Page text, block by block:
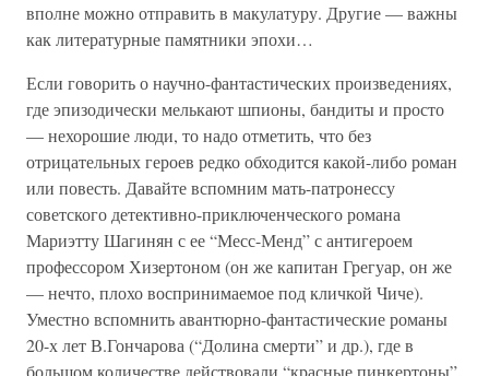
вполне можно отправить в макулатуру. Другие — важны
как литературные памятники эпохи…
Если говорить о научно-фантастических произведениях,
где эпизодически мелькают шпионы, бандиты и просто
— нехорошие люди, то надо отметить, что без
отрицательных героев редко обходится какой-либо роман
или повесть. Давайте вспомним мать-патронессу
советского детективно-приключенческого романа
Мариэтту Шагинян с ее “Месс-Менд” с антигероем
профессором Хизертоном (он же капитан Грегуар, он же
— нечто, плохо воспринимаемое под кличкой Чиче).
Уместно вспомнить авантюрно-фантастические романы
20-х лет В.Гончарова (“Долина смерти” и др.), где в
большом количестве действовали “красные пинкертоны”,